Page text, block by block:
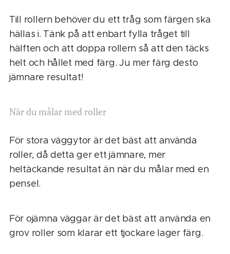
Till rollern behöver du ett tråg som färgen ska
hällas i. Tänk på att enbart fylla tråget till
hälften och att doppa rollern så att den täcks
helt och hållet med färg. Ju mer färg desto
jämnare resultat!
När du målar med roller
För stora väggytor är det bäst att använda
roller, då detta ger ett jämnare, mer
heltäckande resultat än när du målar med en
pensel.
För ojämna väggar är det bäst att använda en
grov roller som klarar ett tjockare lager färg.